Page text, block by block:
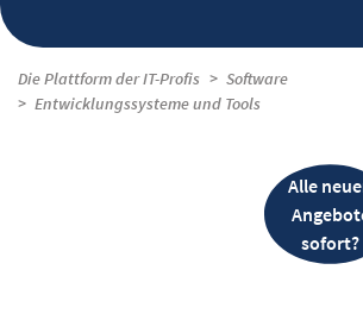
Die Plattform der IT-Profis
Software
Entwicklungssysteme und Tools
Alle
sofort?